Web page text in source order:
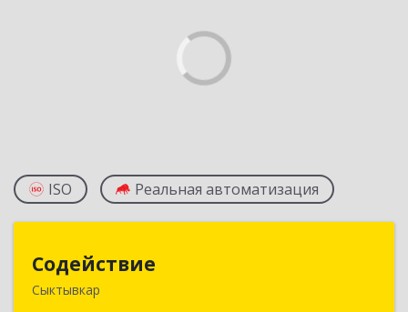
ISO Реальная автоматизация
Содействие
Сыктывкар
167004, Коми Респ, Сыктывкар г, Первомайская